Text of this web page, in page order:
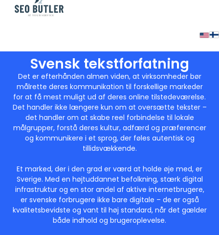
Svensk tekstforfatning
Det er efterhånden almen viden, at virksomheder bør
målrette deres kommunikation til forskellige markeder
for at få mest muligt ud af deres online tilstedeværelse.
Det handler ikke længere kun om at oversætte tekster –
det handler om at skabe reel forbindelse til lokale
målgrupper, forstå deres kultur, adfærd og præferencer
og kommunikere i et sprog, der føles autentisk og
tillidsvækkende.
Et marked, der i den grad er værd at holde øje med, er
Sverige. Med en højtuddannet befolkning, stærk digital
infrastruktur og en stor andel af aktive internetbrugere,
er svenske forbrugere ikke bare digitale – de er også
kvalitetsbevidste og vant til høj standard, når det gælder
både indhold og brugeroplevelse.